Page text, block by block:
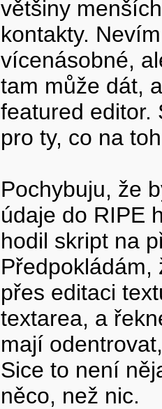
většiny
kontakty.
vícenásobné,
tam může dát,
featured editor.
pro ty, co na
Pochybuju, že
údaje do RIPE
hodil skript na
Předpokládám,
přes editaci
textarea, a
mají
Sice to není
něco, než nic.